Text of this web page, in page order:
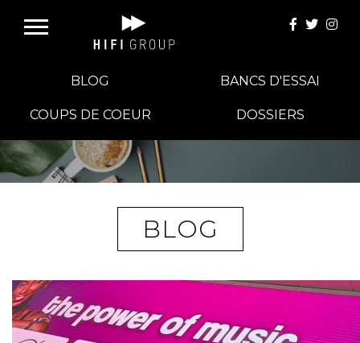
E-BOUTIQUE
BLOG
BLOG BANCS D'ESSAI
COUPS DE COEUR DOSSIERS
BLOG